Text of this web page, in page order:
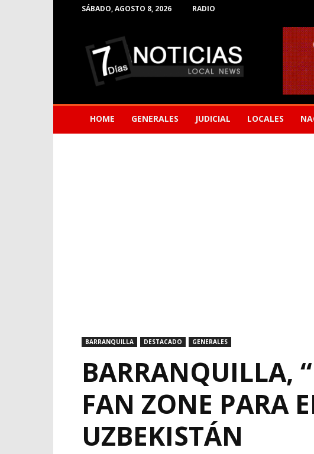
SÁBADO, AGOSTO 8, 2026 RADIO
Noticias
de
Barranquilla
HOME GENERALES JUDICIAL LOCALES
BARRANQUILLA DESTACADO GENERALES
BARRANQUILLA,
FAN ZONE PARA
UZBEKISTÁN